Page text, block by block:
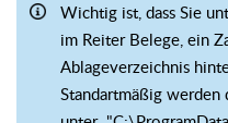
Wichtig ist, dass Sie
im Reiter Belege, ein
Ablageverzeichnis
Standartmäßig werden